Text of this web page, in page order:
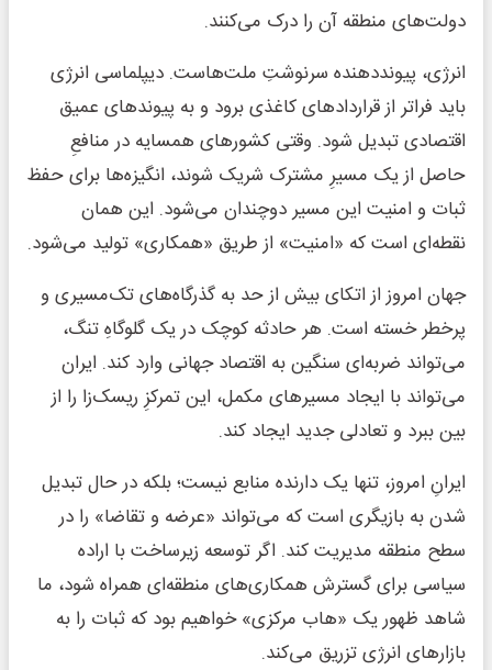
دولت‌های منطقه آن را درک می‌کنند.
انرژی، پیونددهنده سرنوشتِ ملت‌هاست. دیپلماسی انرژی
باید فراتر از قراردادهای کاغذی برود و به پیوندهای عمیق
اقتصادی تبدیل شود. وقتی کشورهای همسایه در منافعِ
حاصل از یک مسیرِ مشترک شریک شوند، انگیزه‌ها برای حفظ
ثبات و امنیت این مسیر دوچندان می‌شود. این همان
نقطه‌ای است که «امنیت» از طریق «همکاری» تولید می‌شود.
جهان امروز از اتکای بیش از حد به گذرگاه‌های تک‌مسیری و
پرخطر خسته است. هر حادثه کوچک در یک گلوگاهِ تنگ،
می‌تواند ضربه‌ای سنگین به اقتصاد جهانی وارد کند. ایران
می‌تواند با ایجاد مسیرهای مکمل، این تمرکزِ ریسک‌زا را از
بین ببرد و تعادلی جدید ایجاد کند.
ایرانِ امروز، تنها یک دارنده منابع نیست؛ بلکه در حال تبدیل
شدن به بازیگری است که می‌تواند «عرضه و تقاضا» را در
سطح منطقه مدیریت کند. اگر توسعه زیرساخت با اراده
سیاسی برای گسترش همکاری‌های منطقه‌ای همراه شود، ما
شاهد ظهور یک «هاب مرکزی» خواهیم بود که ثبات را به
بازارهای انرژی تزریق می‌کند.